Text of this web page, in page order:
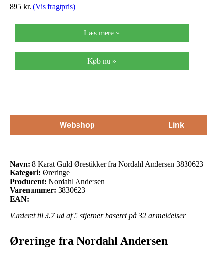
3830623
895 kr. (Vis fragtpris)
Læs mere »
Køb nu »
Webshop Link
Navn: 8 Karat Guld Ørestikker fra Nordahl Andersen 3830623
Kategori: Øreringe
Producent: Nordahl Andersen
Varenummer: 3830623
EAN:
Vurderet til 3.7ud af 5 stjerner baseret på 32 anmeldelser
Øreringe fra Nordahl Andersen